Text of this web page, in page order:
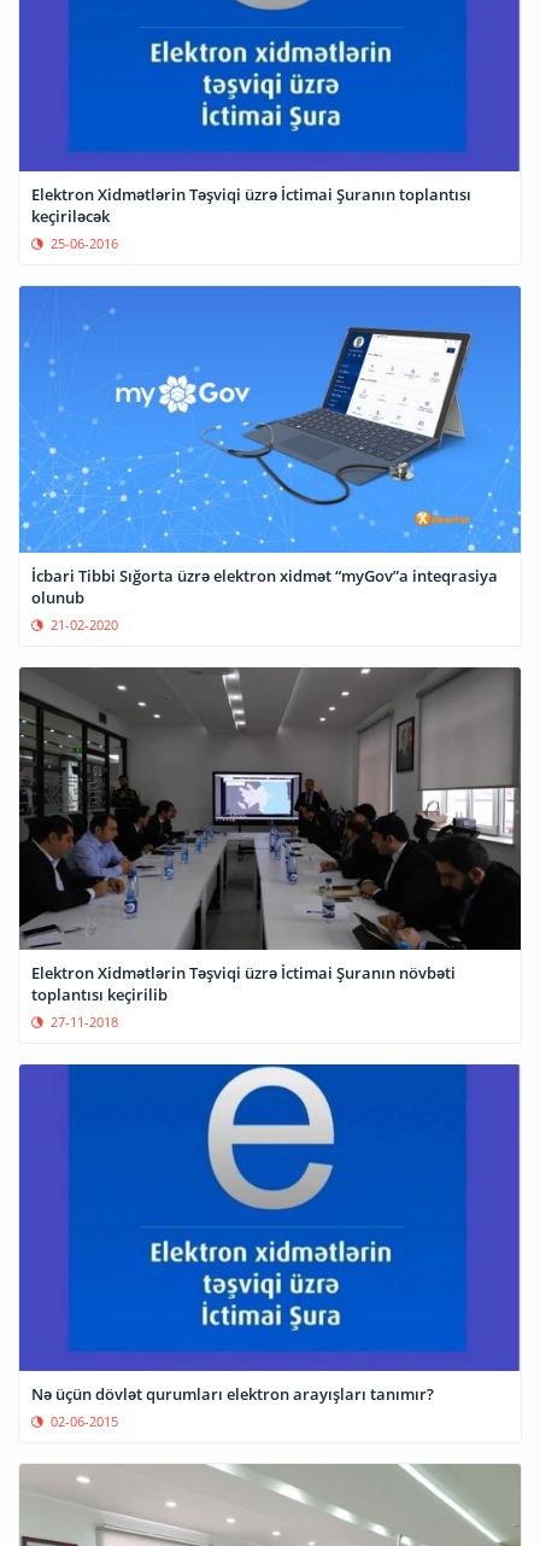
Elektron Xidmətlərin Təşviqi üzrə İctimai Şuranın toplantısı
keçiriləcək
25-06-2016
İcbari Tibbi Sığorta üzrə elektron xidmət “myGov”a inteqrasiya
olunub
21-02-2020
Elektron Xidmətlərin Təşviqi üzrə İctimai Şuranın növbəti
toplantısı keçirilib
27-11-2018
Nə üçün dövlət qurumları elektron arayışları tanımır?
02-06-2015